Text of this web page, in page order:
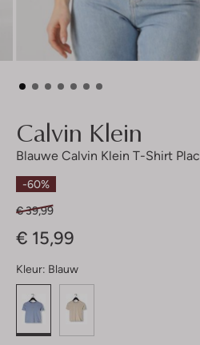
Calvin Klein
Blauwe Calvin Klein T-Shirt
-60%
€ 39,99
€ 15,99
Kleur: Blauw